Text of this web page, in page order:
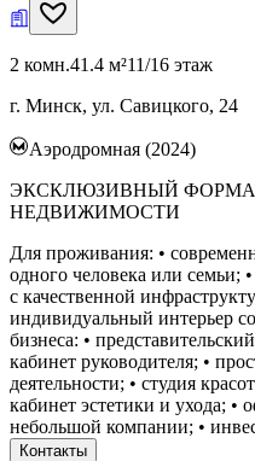
2 комн.41.4 м²11/16 этаж
г. Минск, ул. Савицкого, 24
Аэродромная (2024)
ЭКСКЛЮЗИВНЫЙ
НЕДВИЖИМОСТИ
Для проживания: •
одного человека или семьи;
с качественной
индивидуальный интерьер
бизнеса: •
кабинет руководителя; •
деятельности; • студия
кабинет эстетики и ухода; •
небольшой компании; •
Контакты